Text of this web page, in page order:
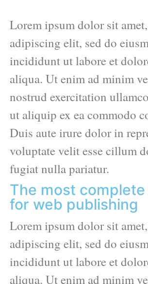
Lorem ipsum dolor sit
adipiscing elit, sed do
incididunt ut labore et
aliqua. Ut enim ad minim
nostrud exercitation
ut aliquip ex ea commodo
Duis aute irure dolor in
voluptate velit esse cillum
fugiat nulla pariatur.
The most
for web publishing
Lorem ipsum dolor sit
adipiscing elit, sed do
incididunt ut labore et
aliqua. Ut enim ad minim